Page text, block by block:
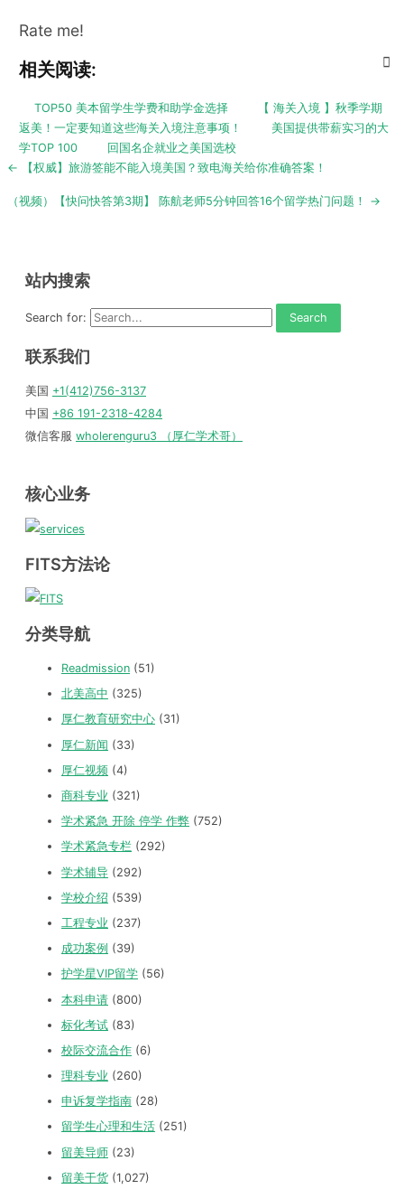
Rate me!
相关阅读:
TOP50 美本留学生学费和助学金选择
【 海关入境 】秋季学期
返美！一定要知道这些海关入境注意事项！
美国提供带薪实习的大
学TOP 100
回国名企就业之美国选校
Post
← 【权威】旅游签能不能入境美国？致电海关给你准确答案！
（视频）【快问快答第3期】 陈航老师5分钟回答16个留学热门问题！ →
站内搜索
Search for:
联系我们
美国 +1(412)756-3137
中国 +86 191-2318-4284
微信客服 wholerenguru3 （厚仁学术哥）
核心业务
FITS方法论
分类导航
Readmission (51)
北美高中 (325)
厚仁教育研究中心 (31)
厚仁新闻 (33)
厚仁视频 (4)
商科专业 (321)
学术紧急 开除 停学 作弊 (752)
学术紧急专栏 (292)
学术辅导 (292)
学校介绍 (539)
工程专业 (237)
成功案例 (39)
护学星VIP留学 (56)
本科申请 (800)
标化考试 (83)
校际交流合作 (6)
理科专业 (260)
申诉复学指南 (28)
留学生心理和生活 (251)
留美导师 (23)
留美干货 (1,027)